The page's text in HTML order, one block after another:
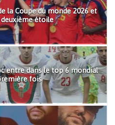
la Coupe du monde 2026 et
étoile
entre dans le top 6 mondial
fois